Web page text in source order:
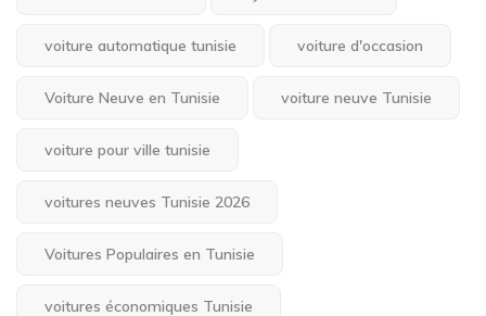
voiture automatique tunisie voiture d'occasion
Voiture Neuve en Tunisie voiture neuve Tunisie
voiture pour ville tunisie
voitures neuves Tunisie 2026
Voitures Populaires en Tunisie
voitures économiques Tunisie